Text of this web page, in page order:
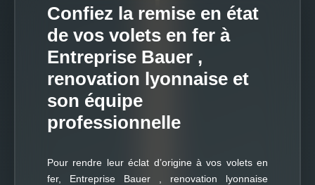
Confiez la remise en état
de vos volets en fer à
Entreprise Bauer ,
renovation lyonnaise et
son équipe
professionnelle
Pour rendre leur éclat d’origine à vos volets en
fer, Entreprise Bauer , renovation lyonnaise